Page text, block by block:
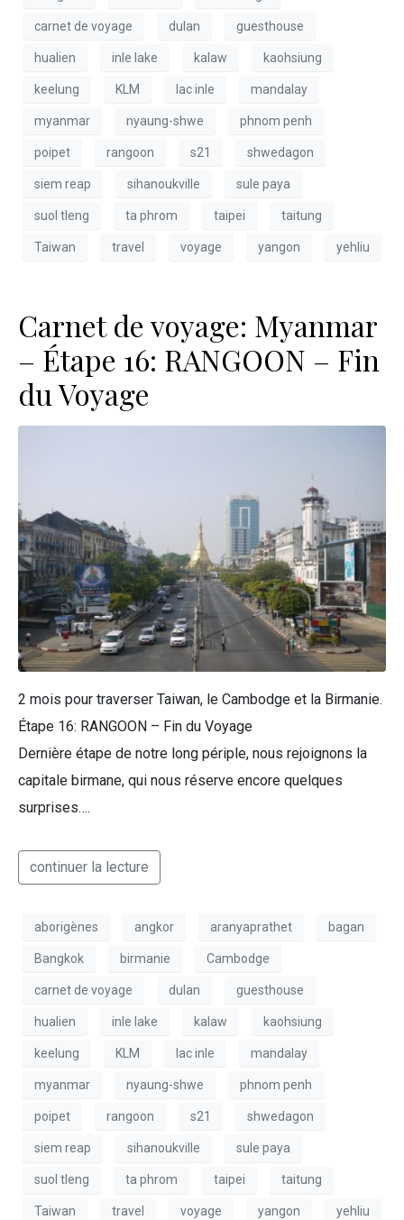
carnet de voyage dulan guesthouse
hualien inle lake kalaw kaohsiung
keelung KLM lac inle mandalay
myanmar nyaung-shwe phnom penh
poipet rangoon s21 shwedagon
siem reap sihanoukville sule paya
suol tleng ta phrom taipei taitung
Taiwan travel voyage yangon yehliu
Carnet de voyage: Myanmar
– Étape 16: RANGOON – Fin
du Voyage
2 mois pour traverser Taiwan, le Cambodge et la Birmanie.
Étape 16: RANGOON – Fin du Voyage
Dernière étape de notre long périple, nous rejoignons la
capitale birmane, qui nous réserve encore quelques
surprises….
continuer la lecture
aborigènes angkor aranyaprathet bagan
Bangkok birmanie Cambodge
carnet de voyage dulan guesthouse
hualien inle lake kalaw kaohsiung
keelung KLM lac inle mandalay
myanmar nyaung-shwe phnom penh
poipet rangoon s21 shwedagon
siem reap sihanoukville sule paya
suol tleng ta phrom taipei taitung
Taiwan travel voyage yangon yehliu